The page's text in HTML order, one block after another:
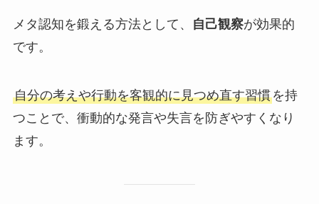
メタ認知を鍛える方法として、 自己観察が効果的
です。
自分の考えや行動を客観的に見つめ直す習慣を持
つことで、衝動的な発言や失言を防ぎやすくなり
ます。